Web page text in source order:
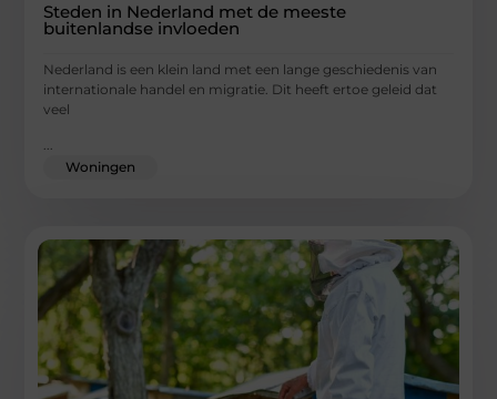
Steden in Nederland met de meeste
buitenlandse invloeden
Nederland is een klein land met een lange geschiedenis van
internationale handel en migratie. Dit heeft ertoe geleid dat
veel
...
Woningen